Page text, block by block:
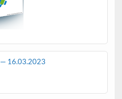
— 16.03.2023